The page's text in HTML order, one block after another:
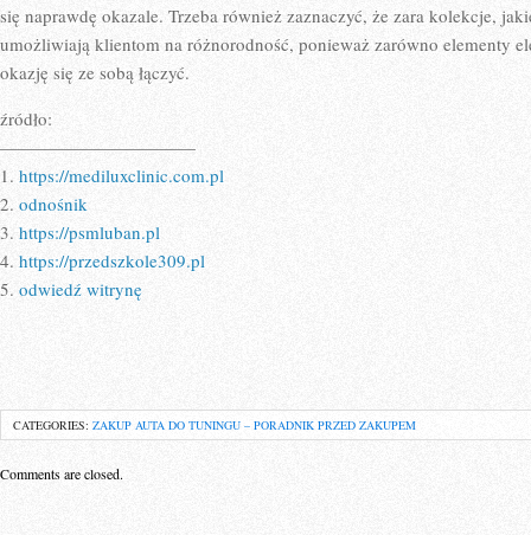
się naprawdę okazale. Trzeba również zaznaczyć, że zara kolekcje,
umożliwiają klientom na różnorodność, ponieważ zarówno elementy
okazję się ze sobą łączyć.
źródło:
———————————
1. https://mediluxclinic.com.pl
2. odnośnik
3. https://psmluban.pl
4. https://przedszkole309.pl
5. odwiedź witrynę
CATEGORIES: ZAKUP AUTA DO TUNINGU – PORADNIK PRZED ZAKUPEM
Comments are closed.